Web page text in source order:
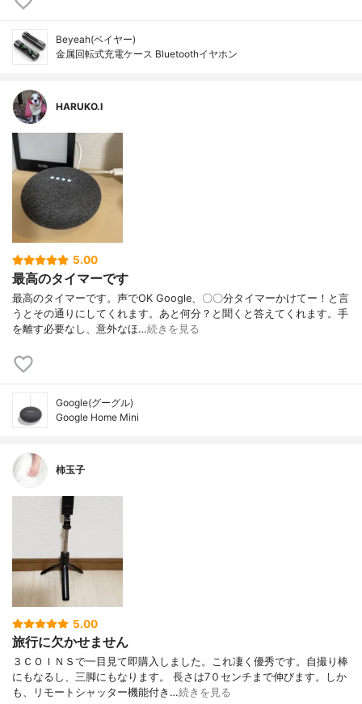
Beyeah(ベイヤー)
金属回転式充電ケース Bluetoothイヤホン
HARUKO.I
5.00
最高のタイマーです
最高のタイマーです。声でOK Google、〇〇分タイマーかけてー！と言
うとその通りにしてくれます。あと何分？と聞くと答えてくれます。手
を離す必要なし、意外なほ…続きを見る
Google(グーグル)
Google Home Mini
柿玉子
5.00
旅行に欠かせません
３ＣＯＩＮＳで一目見て即購入しました。これ凄く優秀です。自撮り棒
にもなるし、三脚にもなります。 長さは7０センチまで伸びます。しか
も、リモートシャッター機能付き…続きを見る